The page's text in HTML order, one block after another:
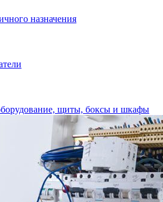
назначения
щиты, боксы и шкафы